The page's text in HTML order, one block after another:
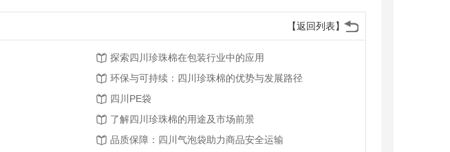
【返回列表】
探索四川珍珠棉在包装行业中的应用
环保与可持续：四川珍珠棉的优势与发展路径
四川PE袋
了解四川珍珠棉的用途及市场前景
品质保障：四川气泡袋助力商品安全运输